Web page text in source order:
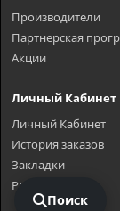
Производители
Партнерская
Акции
Личный Кабинет
Личный Кабинет
История заказов
Закладки
Рассылка
Поиск